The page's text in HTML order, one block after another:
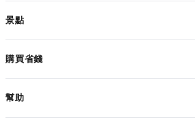
景點
購買省錢
幫助